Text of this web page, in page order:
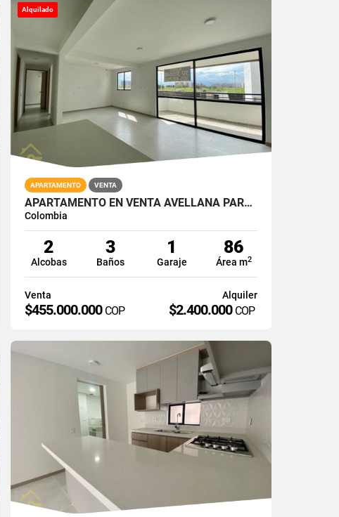
Alquilado
APARTAMENTO VENTA
APARTAMENTO EN VENTA AVELLANA PARQUE VIVERO CALI SUR 2PISO 86M2
Colombia
2
Alcobas
3
Baños
1
Garaje
86
Área m2
Venta
$455.000.000 COP
Alquiler
$2.400.000 COP